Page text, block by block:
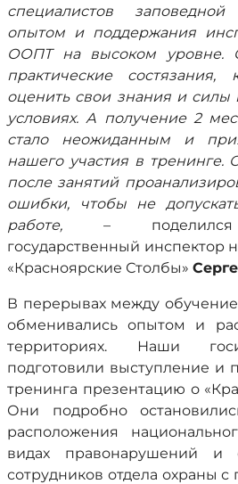
специалистов
опытом и поддержания
ООПТ на высоком уровне.
практические состязания,
оценить свои знания и силы
условиях. А получение 2
стало неожиданным и
нашего участия в тренинге.
после занятий
ошибки, чтобы не
работе, – поделился
государственный инспектор
«Красноярские Столбы»
В перерывах между
обменивались опытом и
территориях. Наши
подготовили выступление и
тренинга презентацию о
Они подробно
расположения
видах правонарушений и
сотрудников отдела охраны с